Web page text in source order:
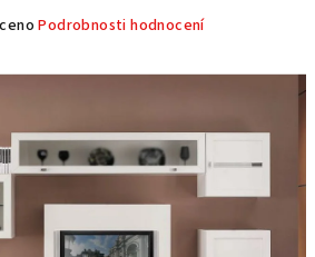
Podrobnosti hodnocení